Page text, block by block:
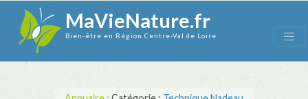
MaVieNature.fr
Bien-être en Région Centre-Val de Loire